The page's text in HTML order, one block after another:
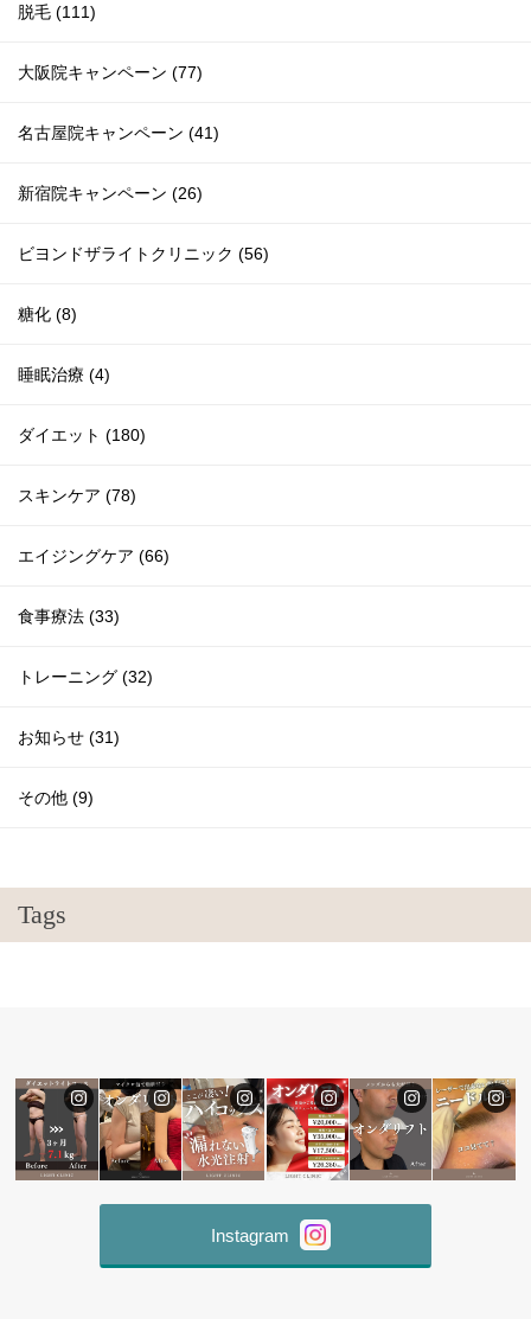
脱毛 (111)
大阪院キャンペーン (77)
名古屋院キャンペーン (41)
新宿院キャンペーン (26)
ビヨンドザライトクリニック (56)
糖化 (8)
睡眠治療 (4)
ダイエット (180)
スキンケア (78)
エイジングケア (66)
食事療法 (33)
トレーニング (32)
お知らせ (31)
その他 (9)
Tags
Instagram